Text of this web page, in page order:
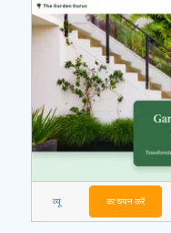
व्यू का चयन करें